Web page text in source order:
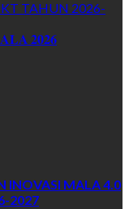
TAHUN 2026-
𝟐𝟎𝟐𝟔
INOVASI MALA 4.0
2027